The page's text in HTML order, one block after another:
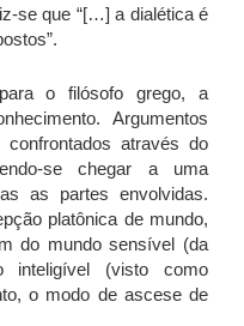
se que “[…] a dialética é
o filósofo grego, a
Argumentos
confrontados através do
se chegar a uma
as partes envolvidas.
platônica de mundo,
do mundo sensível (da
inteligível (visto como
o modo de ascese de